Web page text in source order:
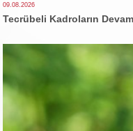
09.08.2026
Tecrübeli Kadroların